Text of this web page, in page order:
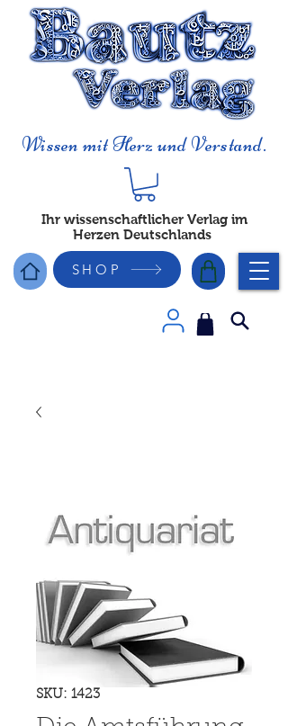
Wissen mit Herz und Verstand.
Ihr wissenschaftlicher Verlag im
Herzen Deutschlands
SHOP
SKU: 1423